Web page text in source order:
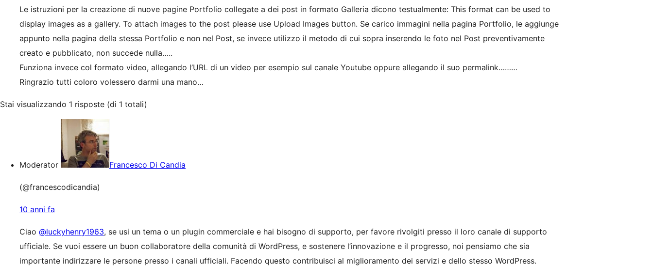
Le istruzioni per la creazione di nuove pagine Portfolio collegate a dei post in formato Galleria dicono testualmente: This format can be used to
display images as a gallery. To attach images to the post please use Upload Images button. Se carico immagini nella pagina Portfolio, le aggiunge
appunto nella pagina della stessa Portfolio e non nel Post, se invece utilizzo il metodo di cui sopra inserendo le foto nel Post preventivamente
creato e pubblicato, non succede nulla…..
Funziona invece col formato video, allegando l’URL di un video per esempio sul canale Youtube oppure allegando il suo permalink………
Ringrazio tutti coloro volessero darmi una mano…
Stai visualizzando 1 risposte (di 1 totali)
Moderator Francesco Di Candia
(@francescodicandia)
10 anni fa
Ciao @luckyhenry1963, se usi un tema o un plugin commerciale e hai bisogno di supporto, per favore rivolgiti presso il loro canale di supporto
ufficiale. Se vuoi essere un buon collaboratore della comunità di WordPress, e sostenere l’innovazione e il progresso, noi pensiamo che sia
importante indirizzare le persone presso i canali ufficiali. Facendo questo contribuisci al miglioramento dei servizi e dello stesso WordPress.